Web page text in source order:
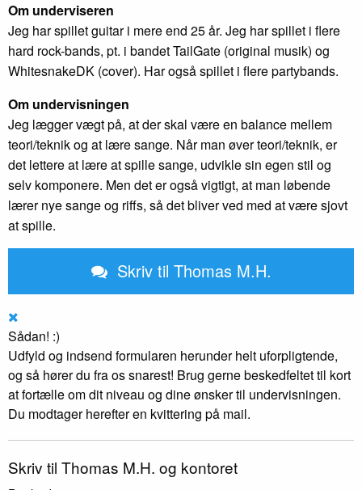
Om underviseren
Jeg har spillet guitar i mere end 25 år. Jeg har spillet i flere
hard rock-bands, pt. i bandet TailGate (original musik) og
WhitesnakeDK (cover). Har også spillet i flere partybands.
Om undervisningen
Jeg lægger vægt på, at der skal være en balance mellem
teori/teknik og at lære sange. Når man øver teori/teknik, er
det lettere at lære at spille sange, udvikle sin egen stil og
selv komponere. Men det er også vigtigt, at man løbende
lærer nye sange og riffs, så det bliver ved med at være sjovt
at spille.
Skriv til Thomas M.H.
Sådan! :)
Udfyld og indsend formularen herunder helt uforpligtende,
og så hører du fra os snarest! Brug gerne beskedfeltet til kort
at fortælle om dit niveau og dine ønsker til undervisningen.
Du modtager herefter en kvittering på mail.
Skriv til Thomas M.H. og kontoret